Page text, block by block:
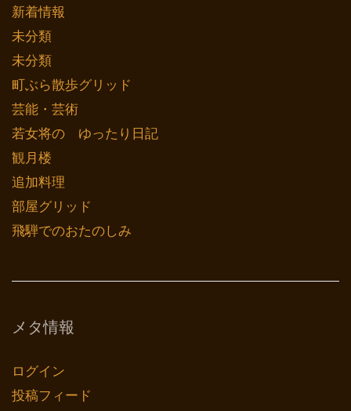
新着情報
未分類
未分類
町ぶら散歩グリッド
芸能・芸術
若女将の ゆったり日記
観月楼
追加料理
部屋グリッド
飛騨でのおたのしみ
メタ情報
ログイン
投稿フィード